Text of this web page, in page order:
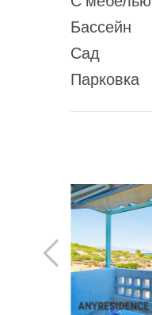
Бассейн
Сад
Парковка